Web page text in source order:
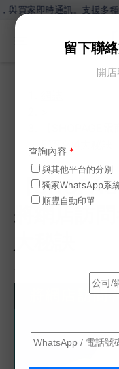
通訊。支援多種收款方
留下聯
開
查詢內容 *
與其他平台的分別
獨家WhatsApp系
順豐自動印單
【SHOPAGE
顧客的4大秘訣
【
將網店訪問